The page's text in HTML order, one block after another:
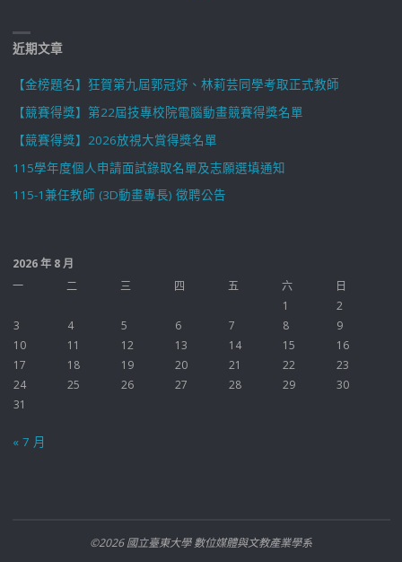
近期文章
【金榜題名】狂賀第九屆郭冠妤、林莉芸同學考取正式教師
【競賽得獎】第22屆技專校院電腦動畫競賽得獎名單
【競賽得獎】2026放視大賞得獎名單
115學年度個人申請面試錄取名單及志願選填通知
115-1兼任教師 (3D動畫專長) 徵聘公告
2026 年 8 月
一
二 三 四 五 六
日
1
2
3
4 5 6 7 8
9
10
11 12 13 14 15
16
17
18 19 20 21 22
23
24
25 26 27 28 29
30
31
« 7 月
©2026 國立臺東大學 數位媒體與文教產業學系